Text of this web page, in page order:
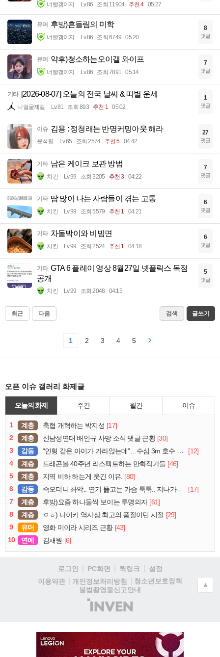
너빨갱이지 Lv.86 조회 11904 추천 4 05:27
유머 후방)흔들림의 미학
너빨갱이지 Lv.86 조회 6749 05:20
8
댓글
유머 약후)청소하는오이갤 와이프
너빨갱이지 Lv.86 조회 7891 05:14
7
댓글
기타 [2026-08-07] 오늘의 전국 날씨 & 띠별 운세
니얼굴제길 Lv.81 조회 893 추천 1 05:02
1
댓글
이슈 김용 : 정청래는 반명커밍아웃 해라
윤석렬 Lv.65 조회 2574 추천 5 04:42
27
댓글
기타 남은 케이크 보관 방법
치킨 Lv.99 조회 3205 추천 3 04:22
7
댓글
기타 땀 많이 나는 사람들이 겪는 고통
치킨 Lv.99 조회 5579 추천 1 04:21
6
댓글
기타 차돌박이와 비빔면
치킨 Lv.99 조회 2524 추천 1 04:18
6
댓글
기타 GTA 6 플레이 영상 8월27일 넷플릭스 독점
공개
치킨 Lv.99 조회 2048 04:15
5
댓글
최근 다음 검색 글쓰기
1 2 3 4 5
오픈 이슈 갤러리 화제글
오늘의 화제 주간 월간 이슈
1 계층 축협 개혁하는 박지성 [17]
2
계층 신남성연대 배인규 사망 소식 댓글 근황 [30]
3
감동 “인형 같은 아이가 가라앉는데”…수심 3m 호수 뛰어든 60대 의인
[12]
4
계층 드래곤볼 40주년 리스펙트하는 만화작가들 [46]
5
계층 지역 비하 하는게 웃긴 이유. [80]
6
감동 슥오더니 촤악.. 연기 뚫고는 가슴 툭툭.. 지나가던 아재의 정체
[17]
7
계층 후방)요즘 하나둘씩 보이는 투명의자 [61]
8
계층 ㅇㅎ) 나이키 역사상 최고의 품질이던 시절 [29]
9
유머 영화 미이라 시리즈 근황 [43]
10
연예 김채원 [6]
로그인 PC화면 퀵링크
설정
이용약관
개인정보처리방침
청소년보호정책
불법촬영물신고안내
(주)
인
▲